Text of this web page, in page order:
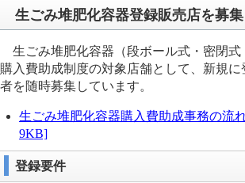
生ごみ堆肥化容器登録販売店を募
生ごみ堆肥化容器（段ボール式・密閉式
購入費助成制度の対象店舗として、新規
者を随時募集しています。
生ごみ堆肥化容器購入費助成事務の流
9KB]
登録要件